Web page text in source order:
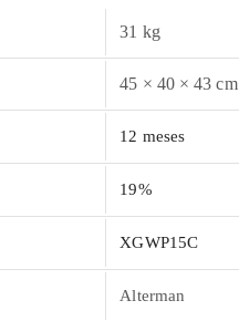
31 kg
45 × 40 × 43 cm
12 meses
19%
XGWP15C
Alterman